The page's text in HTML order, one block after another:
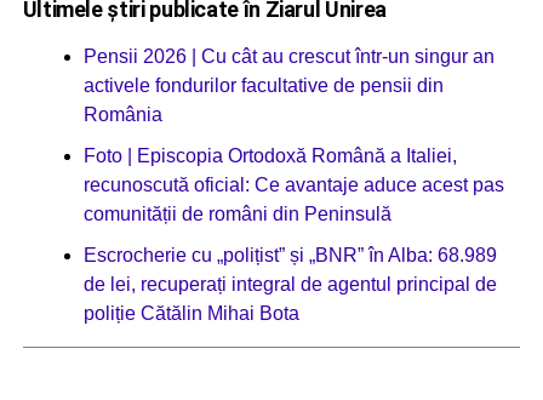
Ultimele știri publicate în Ziarul Unirea
Pensii 2026 | Cu cât au crescut într-un singur an
activele fondurilor facultative de pensii din
România
Foto | Episcopia Ortodoxă Română a Italiei,
recunoscută oficial: Ce avantaje aduce acest pas
comunității de români din Peninsulă
Escrocherie cu „polițist” și „BNR” în Alba: 68.989
de lei, recuperați integral de agentul principal de
poliție Cătălin Mihai Bota